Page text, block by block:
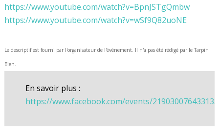
https://www.youtube.com/watch?v=BpnJSTgQmbw
https://www.youtube.com/watch?v=wSf9Q82uoNE
Le descriptif est fourni par l'organisateur de l'événement. Il n'a pas été rédigé par le Tarpin
Bien.
En savoir plus :
https://www.facebook.com/events/